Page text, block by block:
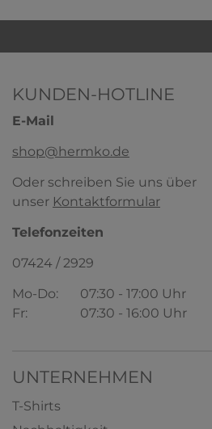
HERMKO 1031 Damen
100% Bio-Baumwolle
HERMKO 3000 Herren
Übergrößen aus 100 %
KUNDEN-HOTLINE
E-Mail
shop@hermko.de
Oder schreiben Sie uns über
unser Kontaktformular
Telefonzeiten
07424 / 2929
Mo-Do:
07:30 - 17:00 Uhr
Fr:
07:30 - 16:00 Uhr
UNTERNEHMEN
T-Shirts